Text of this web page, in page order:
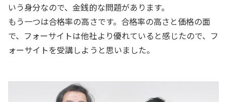
いう身分なので、金銭的な問題があります。
もう一つは合格率の高さです。合格率の高さと価格の面
で、フォーサイトは他社より優れていると感じたので、フ
ォーサイトを受講しようと思いました。